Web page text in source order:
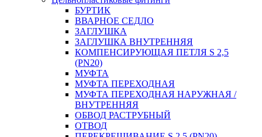
БУРТИК
ВВАРНОЕ СЕДЛО
ЗАГЛУШКА
ЗАГЛУШКА ВНУТРЕННЯЯ
КОМПЕНСИРУЮЩАЯ ПЕТЛЯ S 2,5
(PN20)
МУФТА
МУФТА ПЕРЕХОДНАЯ
МУФТА ПЕРЕХОДНАЯ НАРУЖНАЯ /
ВНУТРЕННЯЯ
ОБВОД РАСТРУБНЫЙ
ОТВОД